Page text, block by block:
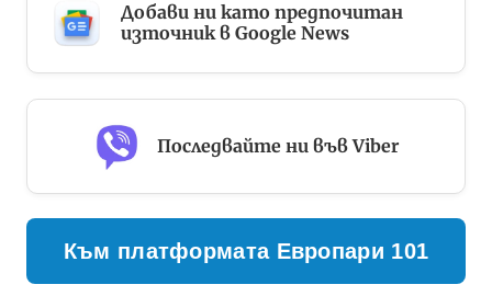
Добави ни като предпочитан
източник в Google News
Последвайте ни във Viber
Към платформата Европари 101